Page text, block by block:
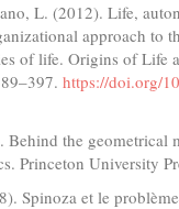
L. (2012). Life,
approach to
of life. Origins of Life
https://doi.org/
Behind the geometrical
Princeton University
Spinoza et le